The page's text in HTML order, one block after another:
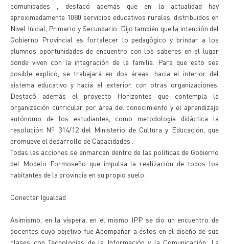
comunidades , destacó además que en la actualidad hay
aproximadamente 1080 servicios educativos rurales, distribuidos en
Nivel Inicial, Primario y Secundario. Dijo también que la intención del
Gobierno Provincial es fortalecer lo pedagógico y brindar a los
alumnos oportunidades de encuentro con los saberes en el lugar
donde viven con la integración de la familia. Para que esto sea
posible explicó, se trabajará en dos áreas; hacia el interior del
sistema educativo y hacia el exterior, con otras organizaciones.
Destacó además el proyecto Horizontes que contempla la
organización curricular por área del conocimiento y el aprendizaje
autónomo de los estudiantes, como metodología didáctica la
resolución Nº 314/12 del Ministerio de Cultura y Educación, que
promueve el desarrollo de Capacidades .
Todas las acciones se enmarcan dentro de las políticas de Gobierno
del Modelo Formoseño que impulsa la realización de todos los
habitantes de la provincia en su propio suelo.
Conectar Igualdad
Asimismo, en la víspera, en el mismo IPP se dio un encuentro de
docentes cuyo objetivo fue Acompañar a éstos en el diseño de sus
clases con Tecnologías de la Información y la Comunicación. La